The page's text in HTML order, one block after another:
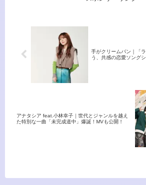
ー、アレ
手がクリームパン｜「
う、共感の恋愛ソング
アナタシア feat.小林幸子｜世代とジャンルを越え
た特別な一曲「未完成道中」爆誕！MVも公開！